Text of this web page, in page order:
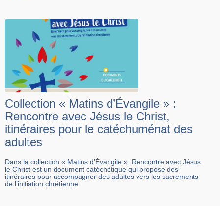
Collection « Matins d’Évangile » :
Rencontre avec Jésus le Christ,
itinéraires pour le catéchuménat des
adultes
Dans la collection « Matins d’Évangile », Rencontre avec Jésus
le Christ est un document catéchétique qui propose des
itinéraires pour accompagner des adultes vers les sacrements
de l’initiation chrétienne.